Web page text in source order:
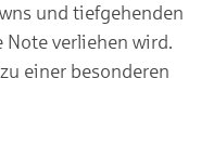
und tiefgehenden
Note verliehen wird.
einer besonderen